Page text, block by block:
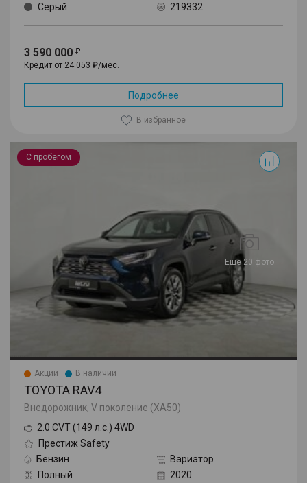
Серый
219332
3 590 000
Кредит от 24 053 ₽/мес.
Подробнее
В избранное
С пробегом
Еще 20 фото
RAV4
Акции В наличии
TOYOTA RAV4
Внедорожник, V поколение (XA50)
2.0 CVT (149 л.с.) 4WD
Престиж Safety
Бензин
Вариатор
Полный
2020